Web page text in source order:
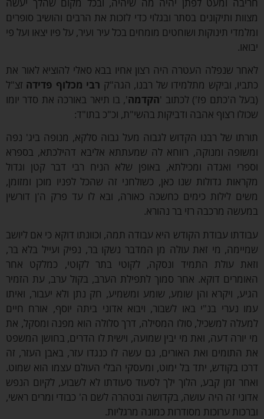
ותיקונים בסתר ובגלוי כדי לזכות את הרבים והושיב סופרים
תינוקות ושוחטים מומחים בכל עיר ועיר, על פיו יצאו ועל פי
שנפלה העטרה היה רצון אחיו בבא סאלי להוציא לאור את
וביקש מתלמידו של רבנו, הגה"קרבי מכלוף פדידהזצ"ל
ה'כתם פז') לכתוב 'הקדמה', בו תיאר באורכה את סדר יומו
רצוף אהבה ודביקות בהשי"ת, וכ"כ בתו"ד:
של רבנו הקדוש לגבוה מעל גבוה סלקא, מנופה ביג' נפה
ומנוקה, רווחא לה שמעתתא אליבא דהילכתא, בספרא
ואגדה ומכילתא, באופן שלא הניח רבי דבר קטן וגדול
גדולות שנו כאן, כשולחני זה שהכל לפניו מוכן ומזומן,
לילות כימים כחשכה כאורה, ובא לו עד פרק ה'ן דורשין
מרכבה רזי בר נהורא.
עבודת הקודש היא עבודה תמה, וכוונתו דוקא כי אם ליושב
מי זאת עולה מן המדבר נשקו בר, נפיק ועייל בלא בר,
עולת התמיד ונסקה, לקוטי בתר לקוטי, כמלקט אחר
דוקא. אחר סמוך לתפילת הערב, בקול ערב, עת הזמיר
ויקרא והן שומע, שומע ומשמיע, חק נתן ולא יעבור, ואיתו
נערי בנ"י באו לשבור, ויבוא אדוני ביתה יוסף, אורח חיים
למשכיל, סולו המסילה, דרך סלולה הוא מפנה ומסקל, את
דעה, ואת מי יבין שמועה, וישית לו הדרים, בחושן המשפט
ואת האורים, גם עשה לו כנגדו עזר, באבן העזר, זה
בקודש, יתד בל ימוט, ומעסקי הבלי העולם עצמו הוא שמוט.
זמן קבע, הלוך ילך לסעוד סעודתו לא לשבוע, לקיום הנפש
זה היה עושה, בקדושה ובטהרה לשם ה' כבודי ומרים ראשי,
ערוכות מסודרות כמונה מרגליות.